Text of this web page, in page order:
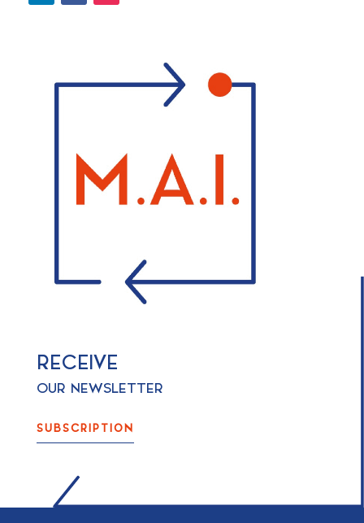
RECEIVE
OUR NEWSLETTER
SUBSCRIPTION